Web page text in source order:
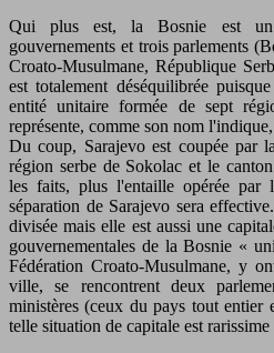
Qui plus est, la Bosnie est un
gouvernements et trois parlements
Croato-Musulmane, République
est totalement déséquilibrée
entité unitaire formée de sept
représente, comme son nom
Du coup, Sarajevo est coupée par
région serbe de Sokolac et le
les faits, plus l'entaille opérée par
séparation de Sarajevo sera
divisée mais elle est aussi une
gouvernementales de la Bosnie «
Fédération Croato-Musulmane, y
ville, se rencontrent deux
ministères (ceux du pays tout entier
telle situation de capitale est